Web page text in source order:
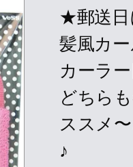
★郵送日
髪風カ
カーラ
どちら
ススメ
♪